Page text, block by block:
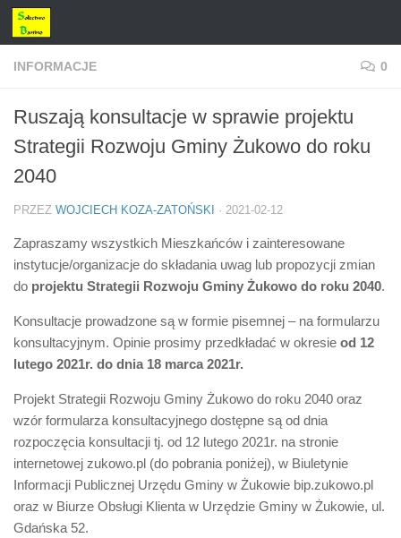
Przejdź do treści
INFORMACJE 0
Ruszają konsultacje w sprawie projektu
Strategii Rozwoju Gminy Żukowo do roku
2040
PRZEZ WOJCIECH KOZA-ZATOŃSKI · 2021-02-12
Zapraszamy wszystkich Mieszkańców i zainteresowane
instytucje/organizacje do składania uwag lub propozycji zmian
do projektu Strategii Rozwoju Gminy Żukowo do roku 2040.
Konsultacje prowadzone są w formie pisemnej – na formularzu
konsultacyjnym. Opinie prosimy przedkładać w okresie od 12
lutego 2021r. do dnia 18 marca 2021r.
Projekt Strategii Rozwoju Gminy Żukowo do roku 2040 oraz
wzór formularza konsultacyjnego dostępne są od dnia
rozpoczęcia konsultacji tj. od 12 lutego 2021r. na stronie
internetowej zukowo.pl (do pobrania poniżej), w Biuletynie
Informacji Publicznej Urzędu Gminy w Żukowie bip.zukowo.pl
oraz w Biurze Obsługi Klienta w Urzędzie Gminy w Żukowie, ul.
Gdańska 52.